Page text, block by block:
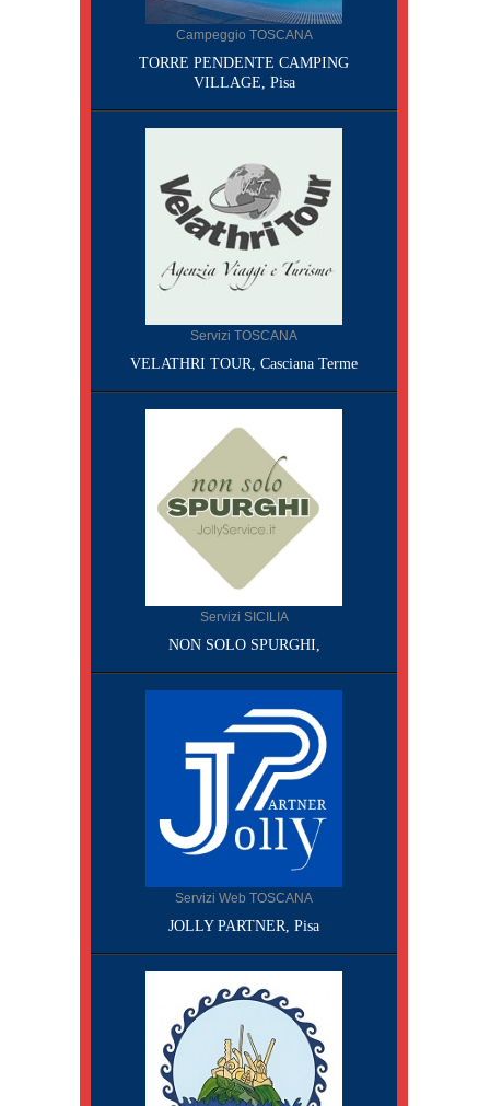
Campeggio TOSCANA
TORRE PENDENTE CAMPING
VILLAGE, Pisa
Servizi TOSCANA
VELATHRI TOUR, Casciana Terme
Servizi SICILIA
NON SOLO SPURGHI,
Servizi Web TOSCANA
JOLLY PARTNER, Pisa